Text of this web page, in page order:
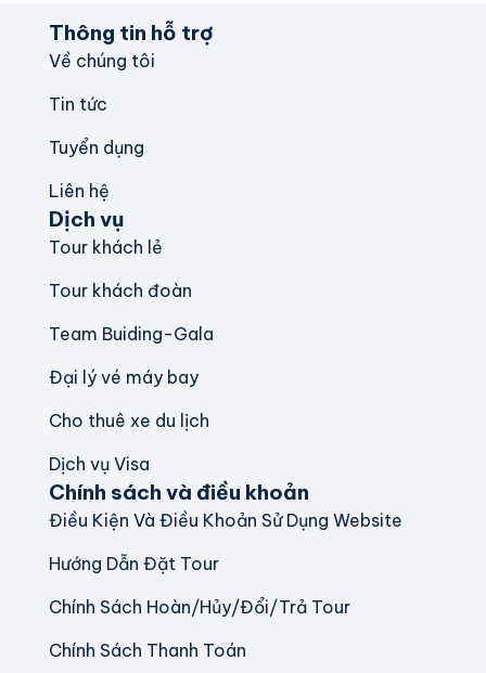
Thông tin hỗ trợ
Về chúng tôi
Tin tức
Tuyển dụng
Liên hệ
Dịch vụ
Tour khách lẻ
Tour khách đoàn
Team Buiding-Gala
Đại lý vé máy bay
Cho thuê xe du lịch
Dịch vụ Visa
Chính sách và điều khoản
Điều Kiện Và Điều Khoản Sử Dụng Website
Hướng Dẫn Đặt Tour
Chính Sách Hoàn/Hủy/Đổi/Trả Tour
Chính Sách Thanh Toán